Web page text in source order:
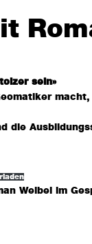
sein»
die
Weibel im